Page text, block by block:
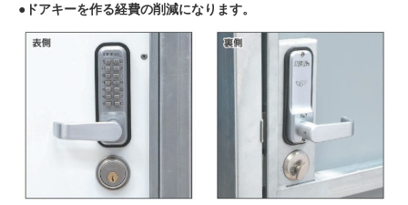
●ドアキーを作る経費の削減になります。